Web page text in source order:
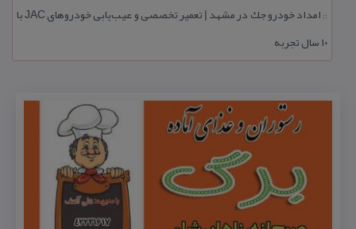
::
امداد خودرو جك در مشهد | تعمیر تخصصی و عیب‌یابی خودروهای JAC با
۱۰ سال تجربه